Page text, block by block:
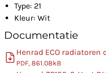
Type: 21
Kleur: Wit
Documentatie
Henrad ECO
PDF, 861.08kB